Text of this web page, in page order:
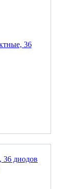
36